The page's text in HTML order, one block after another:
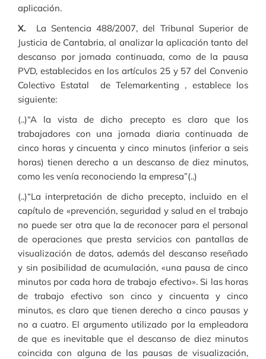
aplicación.
X.
La Sentencia 488/2007, del Tribunal Superior de
Justicia de Cantabria, al analizar la aplicación tanto del
descanso por jornada continuada, como de la pausa
PVD, establecidos en los artículos 25 y 57 del Convenio
Colectivo Estatal de Telemarkenting , establece los
siguiente:
(..)“A la vista de dicho precepto es claro que los
trabajadores con una jornada diaria continuada de
cinco horas y cincuenta y cinco minutos (inferior a seis
horas) tienen derecho a un descanso de diez minutos,
como les venía reconociendo la empresa”(..)
(..)“La interpretación de dicho precepto, incluido en el
capítulo de «prevención, seguridad y salud en el trabajo
no puede ser otra que la de reconocer para el personal
de operaciones que presta servicios con pantallas de
visualización de datos, además del descanso reseñado
y sin posibilidad de acumulación, «una pausa de cinco
minutos por cada hora de trabajo efectivo». Si las horas
de trabajo efectivo son cinco y cincuenta y cinco
minutos, es claro que tienen derecho a cinco pausas y
no a cuatro. El argumento utilizado por la empleadora
de que es inevitable que el descanso de diez minutos
coincida con alguna de las pausas de visualización,